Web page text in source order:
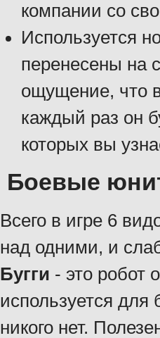
компании со
Используется
перенесены на
ощущение, что
каждый раз он
которых вы
Боевые
Всего в игре 6
над одними, и
Бугги - это робот
используется для
никого нет.